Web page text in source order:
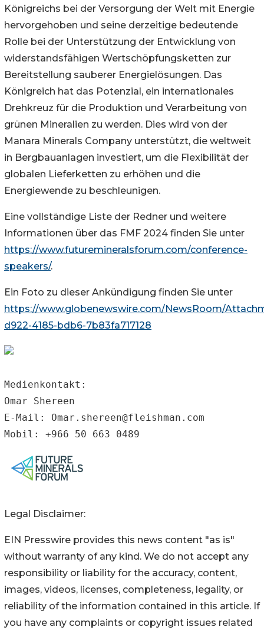
Königreichs bei der Versorgung der Welt mit Energie
hervorgehoben und seine derzeitige bedeutende
Rolle bei der Unterstützung der Entwicklung von
widerstandsfähigen Wertschöpfungsketten zur
Bereitstellung sauberer Energielösungen. Das
Königreich hat das Potenzial, ein internationales
Drehkreuz für die Produktion und Verarbeitung von
grünen Mineralien zu werden. Dies wird von der
Manara Minerals Company unterstützt, die weltweit
in Bergbauanlagen investiert, um die Flexibilität der
globalen Lieferketten zu erhöhen und die
Energiewende zu beschleunigen.
Eine vollständige Liste der Redner und weitere
Informationen über das FMF 2024 finden Sie unter
https://www.futuremineralsforum.com/conference-
speakers/.
Ein Foto zu dieser Ankündigung finden Sie unter
https://www.globenewswire.com/NewsRoom/
d922-4185-bdb6-7b83fa717128
Medienkontakt:
Omar Shereen
E-Mail: Omar.shereen@fleishman.com
Mobil: +966 50 663 0489
Legal Disclaimer:
EIN Presswire provides this news content "as is"
without warranty of any kind. We do not accept any
responsibility or liability for the accuracy, content,
images, videos, licenses, completeness, legality, or
reliability of the information contained in this article. If
you have any complaints or copyright issues related